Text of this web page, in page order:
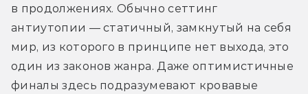
в продолжениях. Обычно сеттинг
антиутопии — статичный, замкнутый на себя
мир, из которого в принципе нет выхода, это
один из законов жанра. Даже оптимистичные
финалы здесь подразумевают кровавые